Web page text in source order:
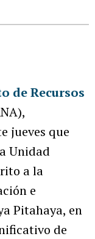
de Recursos
jueves que
Unidad
a la
e
Pitahaya, en
de